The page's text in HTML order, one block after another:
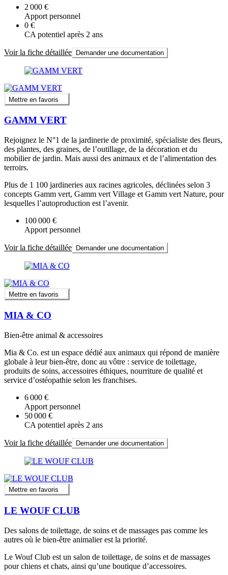
2 000 €
Apport personnel
0 €
CA potentiel après 2 ans
Voir la fiche détaillée Demander une documentation
Mettre en favoris
GAMM VERT
Rejoignez le N°1 de la jardinerie de proximité, spécialiste des fleurs,
des plantes, des graines, de l’outillage, de la décoration et du
mobilier de jardin. Mais aussi des animaux et de l’alimentation des
terroirs.
Plus de 1 100 jardineries aux racines agricoles, déclinées selon 3
concepts Gamm vert, Gamm vert Village et Gamm vert Nature, pour
lesquelles l’autoproduction est l’avenir.
100 000 €
Apport personnel
Voir la fiche détaillée Demander une documentation
Mettre en favoris
MIA & CO
Bien-être animal & accessoires
Mia & Co. est un espace dédié aux animaux qui répond de manière
globale à leur bien-être, donc au vôtre : service de toilettage,
produits de soins, accessoires éthiques, nourriture de qualité et
service d’ostéopathie selon les franchises.
6 000 €
Apport personnel
50 000 €
CA potentiel après 2 ans
Voir la fiche détaillée Demander une documentation
Mettre en favoris
LE WOUF CLUB
Des salons de toilettage, de soins et de massages pas comme les
autres où le bien-être animalier est la priorité.
Le Wouf Club est un salon de toilettage, de soins et de massages
pour chiens et chats, ainsi qu’une boutique d’accessoires.